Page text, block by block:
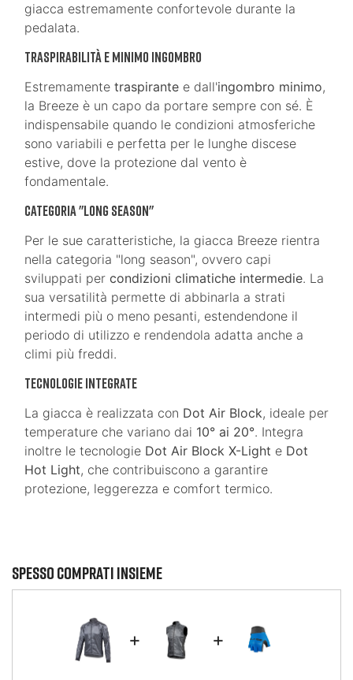
giacca estremamente confortevole durante la
pedalata.
Traspirabilità e Minimo Ingombro
Estremamente traspirante e dall'ingombro minimo,
la Breeze è un capo da portare sempre con sé. È
indispensabile quando le condizioni atmosferiche
sono variabili e perfetta per le lunghe discese
estive, dove la protezione dal vento è
fondamentale.
Categoria "Long Season"
Per le sue caratteristiche, la giacca Breeze rientra
nella categoria "long season", ovvero capi
sviluppati per condizioni climatiche intermedie. La
sua versatilità permette di abbinarla a strati
intermedi più o meno pesanti, estendendone il
periodo di utilizzo e rendendola adatta anche a
climi più freddi.
Tecnologie Integrate
La giacca è realizzata con Dot Air Block, ideale per
temperature che variano dai 10° ai 20°. Integra
inoltre le tecnologie Dot Air Block X-Light e Dot
Hot Light, che contribuiscono a garantire
protezione, leggerezza e comfort termico.
Spesso comprati insieme
+ +